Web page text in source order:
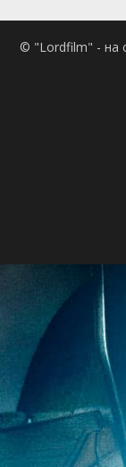
© "Lordfilm" - на